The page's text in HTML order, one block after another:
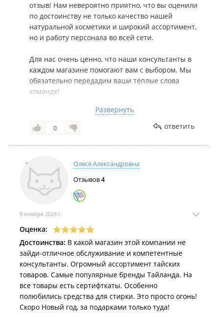
отзыв! Нам невероятно приятно, что вы оценили
по достоинству не только качество нашей
натуральной косметики и широкий ассортимент,
но и работу персонала во всей сети.
Для нас очень ценно, что наши консультанты в
каждом магазине помогают вам с выбором. Мы
обязательно передадим ваши тёплые слова
команде!
Спасибо за ваше доверие к «Тайской Лавке».
Ждём вас снова за приятными покупками и
хорошим настроением ✨
Развернуть
0 ответить
Олеся Александровна
Отзывов4
9 ноября 2024 г.
Оценка:
Достоинства: В какой магазин этой компании не
зайди-отличное обслуживание и компетентные
консультанты. Огромный ассортимент тайских
товаров. Самые популярные бренды Тайланда. На
все товары есть сертифткаты. Особенно
полюбились средства для стирки. Это просто огонь!
Скоро Новый год, за подарками только туда!